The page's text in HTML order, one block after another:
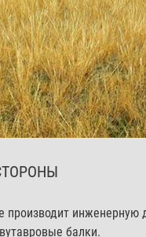
производит инженерную
балки.